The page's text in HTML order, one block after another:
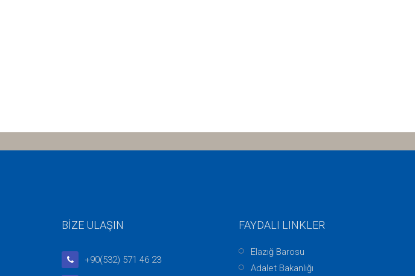
BİZE ULAŞIN
+90(532) 571 46 23
FAYDALI LINKLER
Elazığ Barosu
Adalet Bakanlığı